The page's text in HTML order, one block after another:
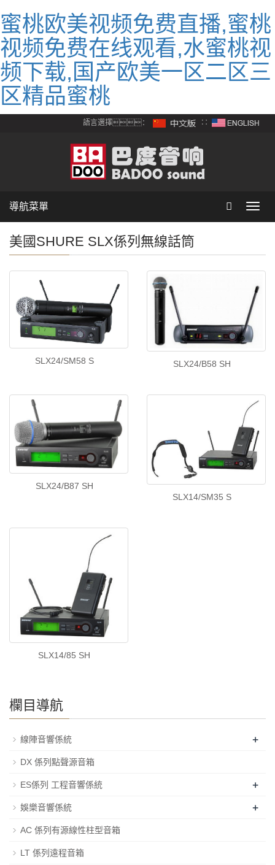
蜜桃欧美视频免费直播,蜜桃
视频免费在线观看,水蜜桃视
频下载,国产欧美一区二区三
区精品蜜桃
語言選擇： ∷
導航菜單
美國SHURE SLX係列無線話筒
SLX24/SM58 S SLX24/B58 SH
SLX24/B87 SH
SLX14/SM35 S
SLX14/85 SH
欄目導航
線陣音響係統 +
DX 係列點聲源音箱
ES係列 工程音響係統 +
娛樂音響係統 +
AC 係列有源線性柱型音箱
LT 係列遠程音箱